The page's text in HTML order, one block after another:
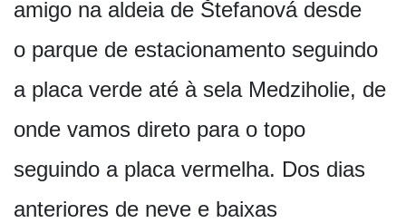
amigo na aldeia de Štefanová desde
o parque de estacionamento seguindo
a placa verde até à sela Medziholie, de
onde vamos direto para o topo
seguindo a placa vermelha. Dos dias
anteriores de neve e baixas